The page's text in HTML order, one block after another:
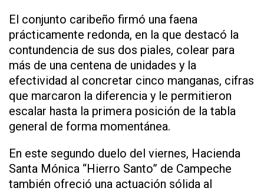
El conjunto caribeño firmó una faena
prácticamente redonda, en la que destacó la
contundencia de sus dos piales, colear para
más de una centena de unidades y la
efectividad al concretar cinco manganas, cifras
que marcaron la diferencia y le permitieron
escalar hasta la primera posición de la tabla
general de forma momentánea.
En este segundo duelo del viernes, Hacienda
Santa Mónica “Hierro Santo” de Campeche
también ofreció una actuación sólida al